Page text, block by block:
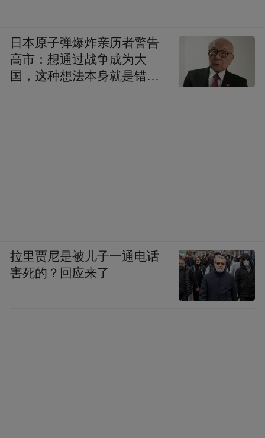
日本原子弹爆炸亲历者警告
高市：想通过战争成为大
国，这种想法本身就是错误
拉里贾尼是被儿子一通电话
害死的？回应来了